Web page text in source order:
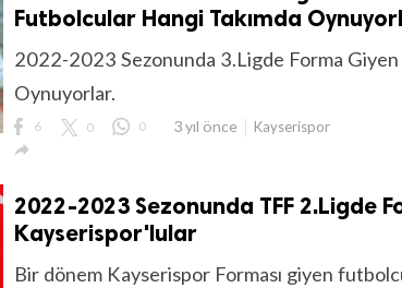
Futbolcular Hangi Takımda
2022-2023 Sezonunda 3.Ligde Forma Giyen
Oynuyorlar.
6 0 0 3 yıl önce Kayserispor

2022-2023 Sezonunda TFF 2.Ligde
Kayserispor'lular
Bir dönem Kayserispor Forması giyen